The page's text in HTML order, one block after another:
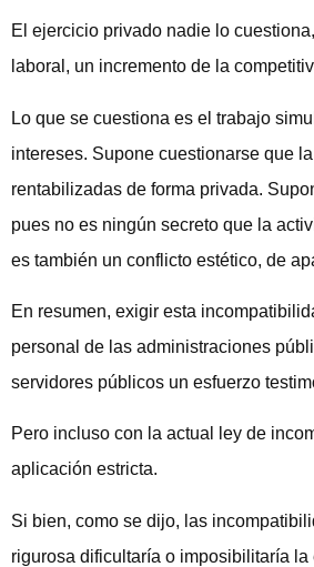
El ejercicio privado nadie lo
laboral, un incremento de la
Lo que se cuestiona es el trabajo
intereses. Supone cuestionarse que
rentabilizadas de forma privada.
pues no es ningún secreto que la
es también un conflicto estético, de
En resumen, exigir esta
personal de las administraciones
servidores públicos un esfuerzo
Pero incluso con la actual ley de
aplicación estricta.
Si bien, como se dijo, las
rigurosa dificultaría o imposibilitaría